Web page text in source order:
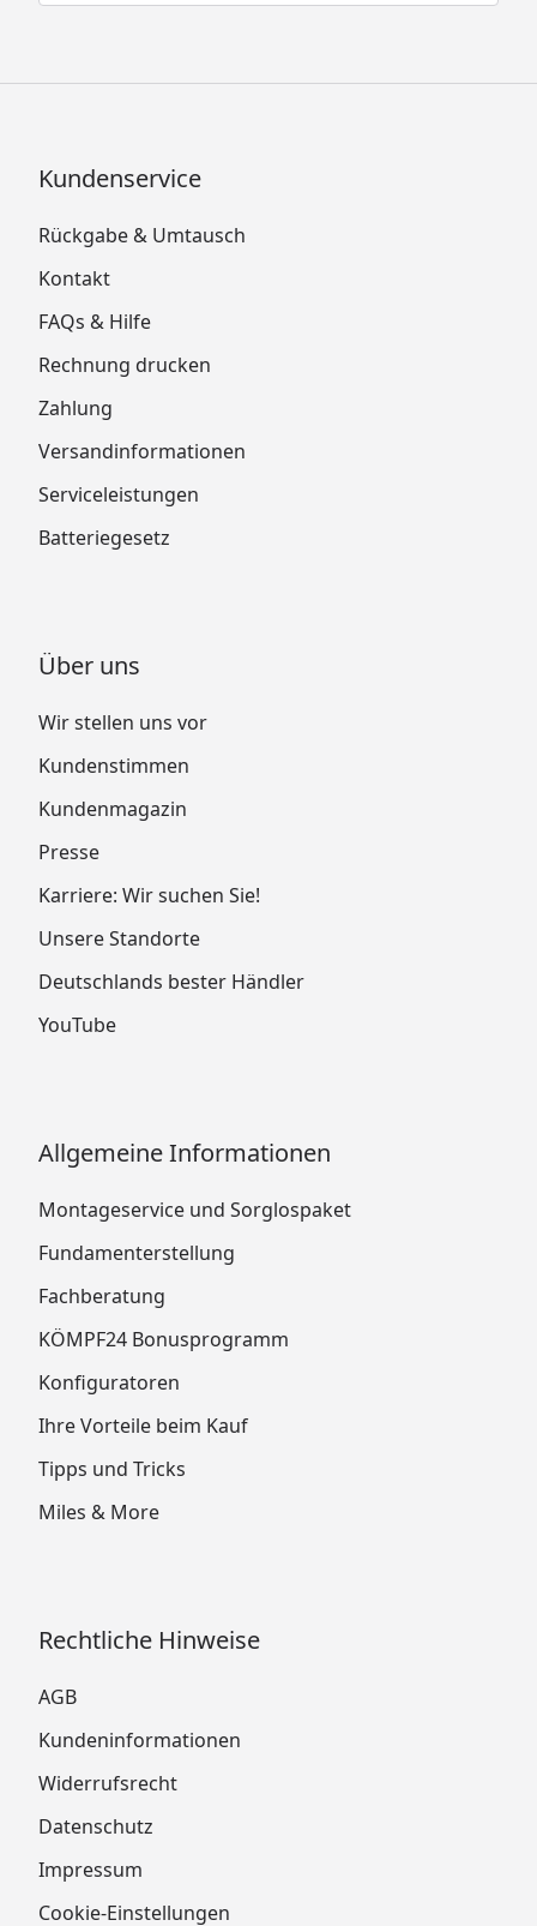
Kundenservice
Rückgabe & Umtausch
Kontakt
FAQs & Hilfe
Rechnung drucken
Zahlung
Versandinformationen
Serviceleistungen
Batteriegesetz
Über uns
Wir stellen uns vor
Kundenstimmen
Kundenmagazin
Presse
Karriere: Wir suchen Sie!
Unsere Standorte
Deutschlands bester Händler
YouTube
Allgemeine Informationen
Montageservice und Sorglospaket
Fundamenterstellung
Fachberatung
KÖMPF24 Bonusprogramm
Konfiguratoren
Ihre Vorteile beim Kauf
Tipps und Tricks
Miles & More
Rechtliche Hinweise
AGB
Kundeninformationen
Widerrufsrecht
Datenschutz
Impressum
Cookie-Einstellungen